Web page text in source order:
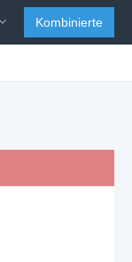
Kombinierte